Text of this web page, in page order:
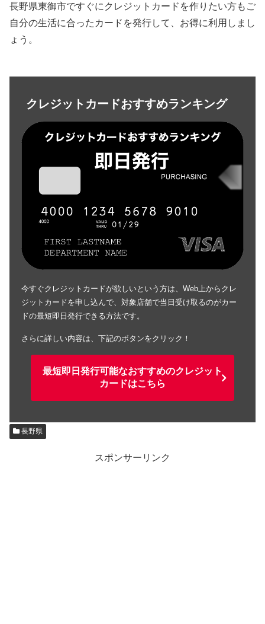
長野県東御市ですぐにクレジットカードを作りたい方もご
自分の生活に合ったカードを発行して、お得に利用しまし
ょう。
クレジットカードおすすめランキング
今すぐクレジットカードが欲しいという方は、Web上からクレ
ジットカードを申し込んで、対象店舗で当日受け取るのがカー
ドの最短即日発行できる方法です。
さらに詳しい内容は、下記のボタンをクリック！
最短即日発行可能なおすすめのクレジット
カードはこちら
長野県
スポンサーリンク